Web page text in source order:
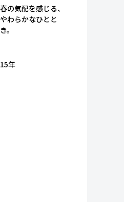
孫八郎商店）
春の気配を感じる、
やわらかなひとと
き。
15年